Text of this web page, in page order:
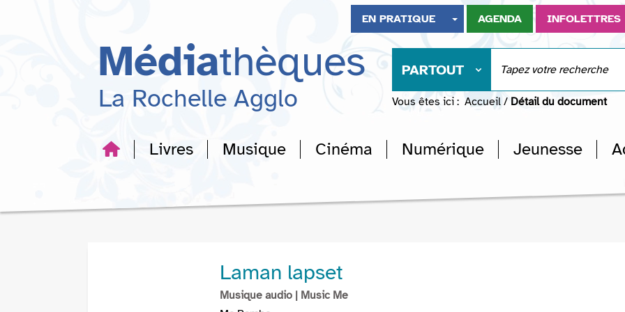
recherche
EN PRATIQUE AGENDA INFOLETTRES
Médiathèques
La Rochelle Agglo
PARTOUT
Vous êtes ici : Accueil / Détail du document
Livres Musique Cinéma Numérique Jeunesse
Laman lapset
Musique audio | Music Me